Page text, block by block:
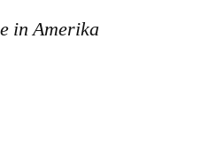
in Amerika